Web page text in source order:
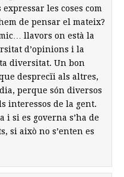
les coses com
de pensar el mateix?
llavors on està la
d’opinions i la
diversitat. Un bon
desprecïi als altres,
perque són diversos
interessos de la gent.
i si es governa s’ha de
si això no s’enten es